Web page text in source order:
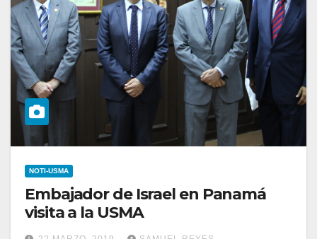
NOTI-USMA
Embajador de Israel en Panamá
visita a la USMA